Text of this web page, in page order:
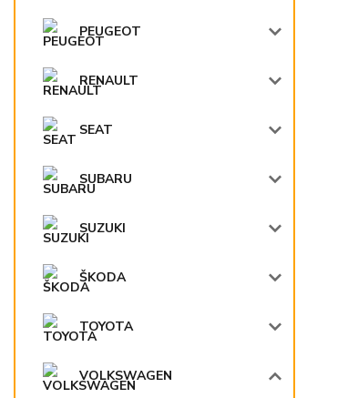
PEUGEOT
RENAULT
SEAT
SUBARU
SUZUKI
ŠKODA
TOYOTA
VOLKSWAGEN